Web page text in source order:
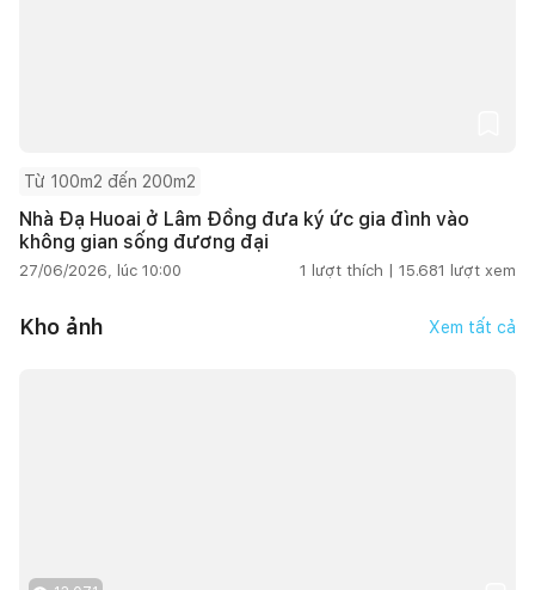
Từ 100m2 đến 200m2
Nhà Đạ Huoai ở Lâm Đồng đưa ký ức gia đình vào
không gian sống đương đại
27/06/2026, lúc 10:00 1 lượt thích | 15.681 lượt xem
Kho ảnh Xem tất cả